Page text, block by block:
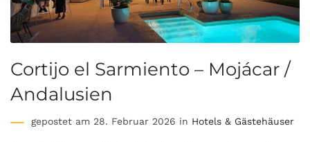
Cortijo el Sarmiento – Mojácar /
Andalusien
gepostet am 28. Februar 2026 in Hotels & Gästehäuser